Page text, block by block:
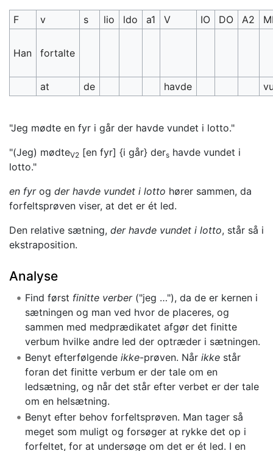
F v s lio ldo a1 V IO DO A2
Han fortalte
at de havde
"Jeg mødte en fyr i går der havde vundet i lotto."
"(Jeg) mødteV2 [en fyr] {i går} ders havde vundet i
lotto."
en fyrog der havde vundet i lotto hører sammen, da
forfeltsprøven viser, at det er ét led.
Den relative sætning, der havde vundet i lotto, står så i
ekstraposition.
Analyse
Find først finitte verber("jeg …"), da de er kernen i
sætningen og man ved hvor de placeres, og
sammen med medprædikatet afgør det finitte
verbum hvilke andre led der optræder i sætningen.
Benyt efterfølgende ikke-prøven. Når ikkestår
foran det finitte verbum er der tale om en
ledsætning, og når det står efter verbet er der tale
om en helsætning.
Benyt efter behov forfeltsprøven. Man tager så
meget som muligt og forsøger at rykke det op i
forfeltet, for at undersøge om det er ét led. I en